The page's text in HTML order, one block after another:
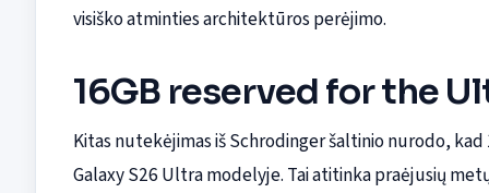
visiško atminties architektūros perėjimo.
16GB reserved for the
Kitas nutekėjimas iš Schrodinger šaltinio nurodo,
Galaxy S26 Ultra modelyje. Tai atitinka praėjusių